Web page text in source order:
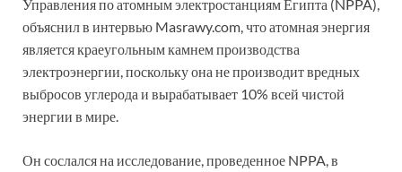
Управления по атомным электростанциям Египта (NPPA),
объяснил в интервью Masrawy.com, что атомная энергия
является краеугольным камнем производства
электроэнергии, поскольку она не производит вредных
выбросов углерода и вырабатывает 10% всей чистой
энергии в мире.
Он сослался на исследование, проведенное NPPA, в